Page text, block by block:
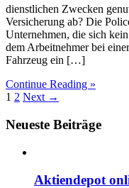
dienstlichen Zwecken
Versicherung ab? Die
Unternehmen, die sich
dem Arbeitnehmer bei
Fahrzeug ein […]
Continue Reading »
1 2 Next →
Neueste Beiträge
Aktiendepot